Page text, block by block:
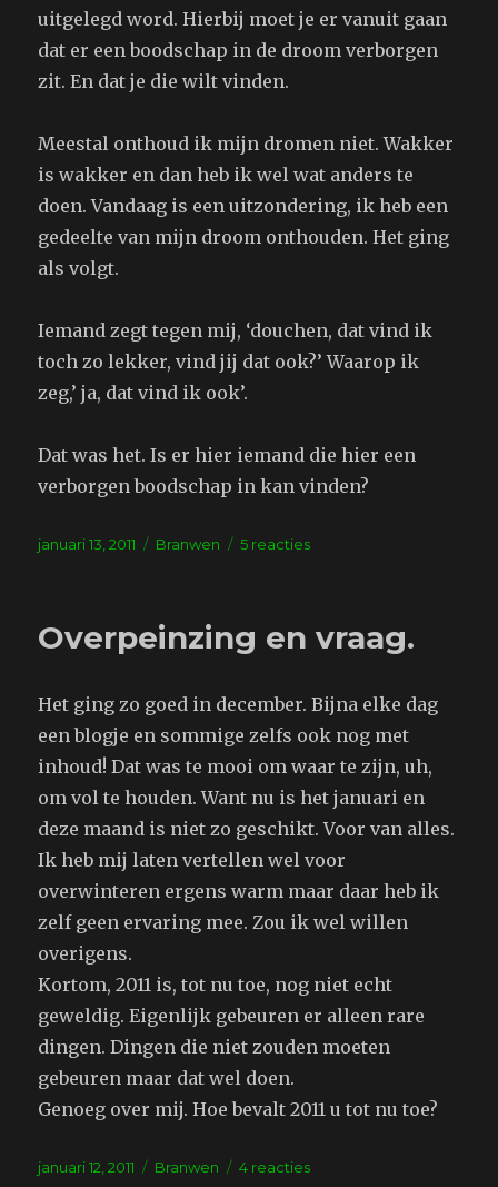
uitgelegd word. Hierbij moet je er vanuit gaan
dat er een boodschap in de droom verborgen
zit. En dat je die wilt vinden.
Meestal onthoud ik mijn dromen niet. Wakker
is wakker en dan heb ik wel wat anders te
doen. Vandaag is een uitzondering, ik heb een
gedeelte van mijn droom onthouden. Het ging
als volgt.
Iemand zegt tegen mij, ‘douchen, dat vind ik
toch zo lekker, vind jij dat ook?’ Waarop ik
zeg,’ ja, dat vind ik ook’.
Dat was het. Is er hier iemand die hier een
verborgen boodschap in kan vinden?
Geplaatst
januari 13, 2011 Tags
Branwen 5 reactiesop
droom
Overpeinzing en vraag.
Het ging zo goed in december. Bijna elke dag
een blogje en sommige zelfs ook nog met
inhoud! Dat was te mooi om waar te zijn, uh,
om vol te houden. Want nu is het januari en
deze maand is niet zo geschikt. Voor van alles.
Ik heb mij laten vertellen wel voor
overwinteren ergens warm maar daar heb ik
zelf geen ervaring mee. Zou ik wel willen
overigens.
Kortom, 2011 is, tot nu toe, nog niet echt
geweldig. Eigenlijk gebeuren er alleen rare
dingen. Dingen die niet zouden moeten
gebeuren maar dat wel doen.
Genoeg over mij. Hoe bevalt 2011 u tot nu toe?
Geplaatst
januari 12, 2011 Tags
Branwen 4 reactiesop